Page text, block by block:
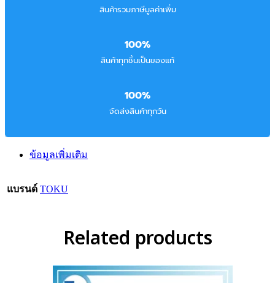
สินค้ารวมภาษีมูลค่าเพิ่ม
100%
สินค้าทุกชิ้นเป็นของแท้
100%
จัดส่งสินค้าทุกวัน
ข้อมูลเพิ่มเติม
แบรนด์ TOKU
Related products